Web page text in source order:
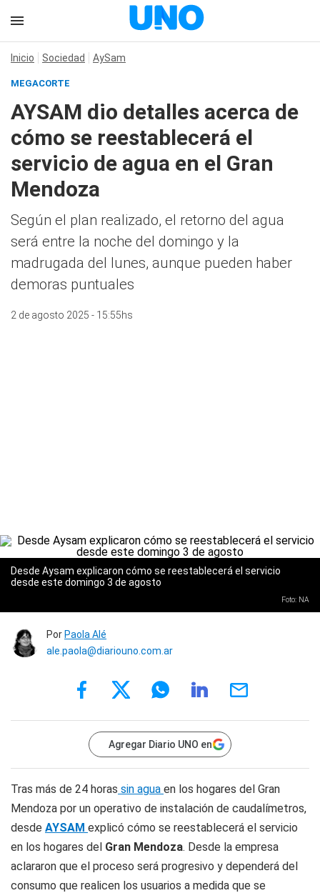
Inicio Sociedad AySam
MEGACORTE
AYSAM dio detalles acerca de
cómo se reestablecerá el
servicio de agua en el Gran
Mendoza
Según el plan realizado, el retorno del agua
será entre la noche del domingo y la
madrugada del lunes, aunque pueden haber
demoras puntuales
2 de agosto 2025 - 15:55hs
Desde Aysam explicaron cómo se reestablecerá el servicio
desde este domingo 3 de agosto
Foto: NA
Por Paola Alé
ale.paola@diariouno.com.ar
Agregar Diario UNO en
Tras más de 24 horas sin agua en los hogares del Gran
Mendoza por un operativo de instalación de caudalímetros,
desde AYSAM explicó cómo se reestablecerá el servicio
en los hogares del Gran Mendoza. Desde la empresa
aclararon que el proceso será progresivo y dependerá del
consumo que realicen los usuarios a medida que se